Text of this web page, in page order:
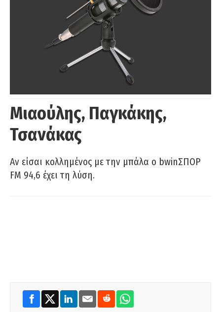
Μιαούλης, Παγκάκης,
Τσανάκας
Αν είσαι κολλημένος με την μπάλα ο bwinΣΠΟΡ
FM 94,6 έχει τη λύση.